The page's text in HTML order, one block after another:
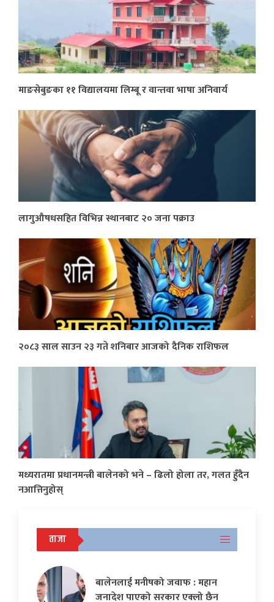
माङसेबुङका ११ विद्यालयमा लिम्बू र वान्तवा भाषा अनिवार्य
लागुऔषधसहित विभिन्न स्थानबाट २० जना पक्राउ
२०८३ साल साउन २३ गते शनिबार आजको दैनिक राशिफल
मध्यरातमा प्रधानमन्त्री बालेनको भने – ढिलो होला तर, गलत हुँदैन
नआत्तिनुहोस्
ताजा
बालेनलाई मनीषको जवाफ : महान
जनादेश पाएको सरकार एक्लो छैन